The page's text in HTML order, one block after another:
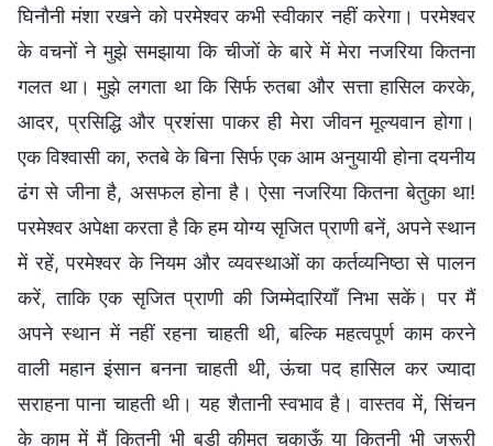
घिनौनी मंशा रखने को परमेश्वर कभी स्वीकार नहीं करेगा। परमेश्वर
के वचनों ने मुझे समझाया कि चीजों के बारे में मेरा नजरिया कितना
गलत था। मुझे लगता था कि सिर्फ रुतबा और सत्ता हासिल करके,
आदर, प्रसिद्धि और प्रशंसा पाकर ही मेरा जीवन मूल्यवान होगा।
एक विश्वासी का, रुतबे के बिना सिर्फ एक आम अनुयायी होना दयनीय
ढंग से जीना है, असफल होना है। ऐसा नजरिया कितना बेतुका था!
परमेश्वर अपेक्षा करता है कि हम योग्य सृजित प्राणी बनें, अपने स्थान
में रहें, परमेश्वर के नियम और व्यवस्थाओं का कर्तव्यनिष्ठा से पालन
करें, ताकि एक सृजित प्राणी की जिम्मेदारियाँ निभा सकें। पर मैं
अपने स्थान में नहीं रहना चाहती थी, बल्कि महत्वपूर्ण काम करने
वाली महान इंसान बनना चाहती थी, ऊंचा पद हासिल कर ज्यादा
सराहना पाना चाहती थी। यह शैतानी स्वभाव है। वास्तव में, सिंचन
के काम में मैं कितनी भी बड़ी कीमत चुकाऊँ या कितनी भी जरूरी